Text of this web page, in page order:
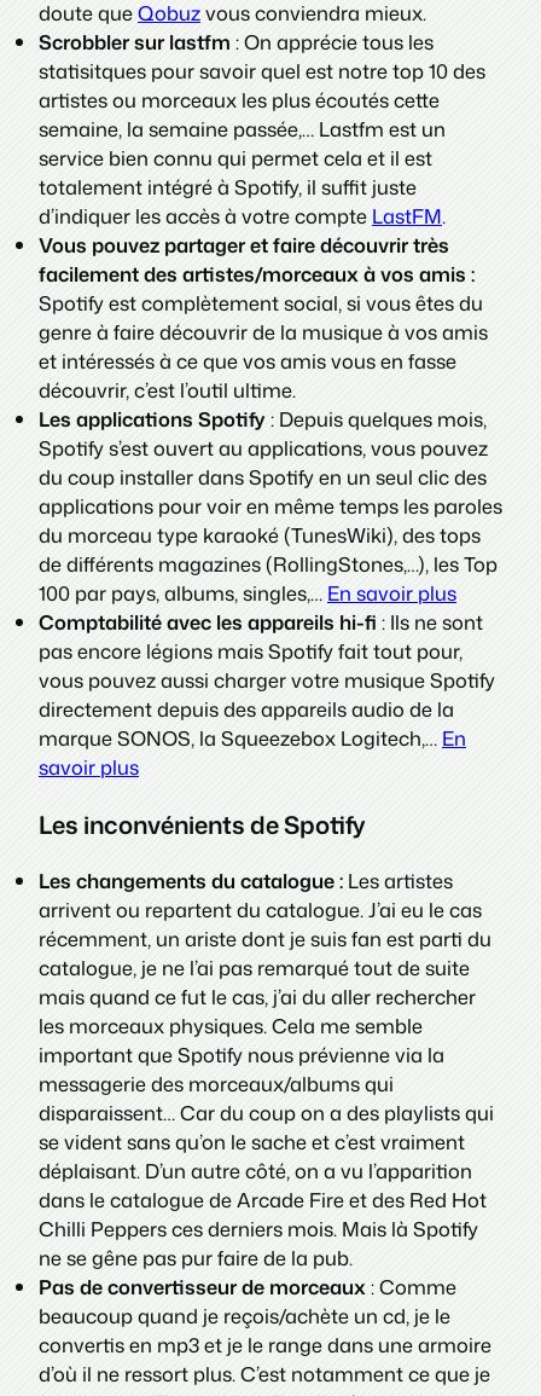
doute queQobuzvous conviendra mieux.
Scrobbler sur lastfm : On apprécie tous les
statisitques pour savoir quel est notre top 10 des
artistes ou morceaux les plus écoutés cette
semaine, la semaine passée,… Lastfm est un
service bien connu qui permet cela et il est
totalement intégré à Spotify, il suffit juste
d’indiquer les accès à votre compte LastFM.
Vous pouvez partager et faire découvrir très
facilement des artistes/morceaux à vos amis :
Spotify est complètement social, si vous êtes du
genre à faire découvrir de la musique à vos amis
et intéressés à ce que vos amis vous en fasse
découvrir, c’est l’outil ultime.
Les applications Spotify: Depuis quelques mois,
Spotify s’est ouvert au applications, vous pouvez
du coup installer dans Spotify en un seul clic des
applications pour voir en même temps les paroles
du morceau type karaoké (TunesWiki), des tops
de différents magazines (RollingStones,…), les Top
100 par pays, albums, singles,… En savoir plus
Comptabilité avec les appareils hi-fi : Ils ne sont
pas encore légions mais Spotify fait tout pour,
vous pouvez aussi charger votre musique Spotify
directement depuis des appareils audio de la
marque SONOS, la Squeezebox Logitech,… En
savoir plus
Les inconvénients de Spotify
Les changements du catalogue : Les artistes
arrivent ou repartent du catalogue. J’ai eu le cas
récemment, un ariste dont je suis fan est parti du
catalogue, je ne l’ai pas remarqué tout de suite
mais quand ce fut le cas, j’ai du aller rechercher
les morceaux physiques. Cela me semble
important que Spotify nous prévienne via la
messagerie des morceaux/albums qui
disparaissent… Car du coup on a des playlists qui
se vident sans qu’on le sache et c’est vraiment
déplaisant. D’un autre côté, on a vu l’apparition
dans le catalogue de Arcade Fire et des Red Hot
Chilli Peppers ces derniers mois. Mais là Spotify
ne se gêne pas pur faire de la pub.
Pas de convertisseur de morceaux: Comme
beaucoup quand je reçois/achète un cd, je le
convertis en mp3 et je le range dans une armoire
d’où il ne ressort plus. C’est notamment ce que je